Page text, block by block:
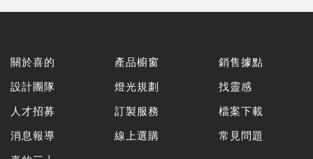
關於喜的
設計團隊
人才招募
消息報導
產品櫥窗
燈光規劃
訂製服務
線上選購
銷售據點
找靈感
檔案下載
常見問題